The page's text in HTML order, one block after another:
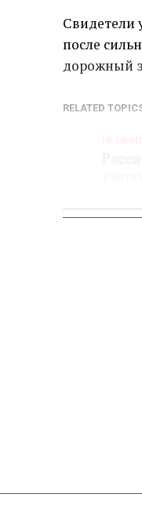
Свидетели
после
дорожный
RELATED